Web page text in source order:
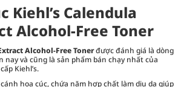
Kiehl’s Calendula
Alcohol-Free Toner
Alcohol-Free Tonerđược đánh giá là dòng
và cũng là sản phẩm bán chạy nhất của
Kiehl’s.
hoa cúc, chứa năm hợp chất làm dịu da giúp